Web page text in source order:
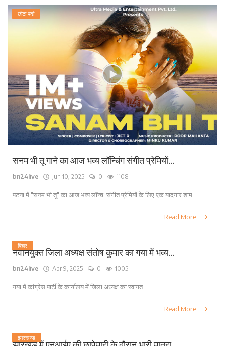
छोटा पर्दा
सनम भी तू गाने का आज भव्य लॉन्चिंग संगीत प्रेमियों...
bn24live Jun 10, 2025 0 1108
पटना में "सनम भी तू" का आज भव्य लॉन्च: संगीत प्रेमियों के लिए एक यादगार शाम
Read More
बिहार
नवनियुक्त जिला अध्यक्ष संतोष कुमार का गया में भव्य...
bn24live Apr 9, 2025 0 1005
गया में कांग्रेस पार्टी के कार्यालय में जिला अध्यक्ष का स्वागत
Read More
झारखण्ड